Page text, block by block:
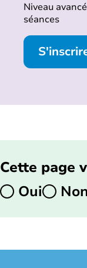
Niveau
séances
Cette page
Oui
Non